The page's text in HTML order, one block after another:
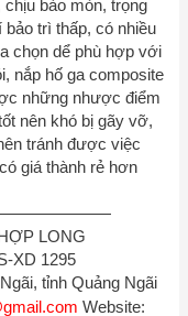
bào mòn, trọng
trì thấp, có nhiều
chọn dể phù hợp với
nắp hố ga composite
những nhược điểm
nên khó bị gãy vỡ,
tránh được việc
giá thành rẻ hơn
LONG
XD 1295
tỉnh Quảng Ngãi
Website: